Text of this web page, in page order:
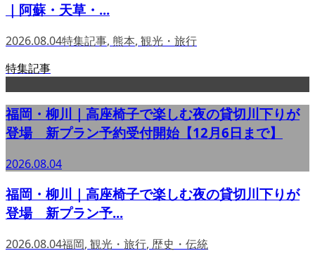
｜阿蘇・天草・...
2026.08.04特集記事, 熊本, 観光・旅行
特集記事
福岡・柳川｜高座椅子で楽しむ夜の貸切川下りが
登場 新プラン予約受付開始【12月6日まで】
2026.08.04
福岡・柳川｜高座椅子で楽しむ夜の貸切川下りが
登場 新プラン予...
2026.08.04福岡, 観光・旅行, 歴史・伝統